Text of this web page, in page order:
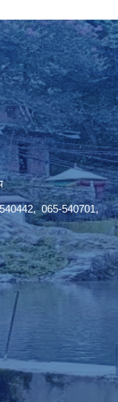
540442, 065-540701,